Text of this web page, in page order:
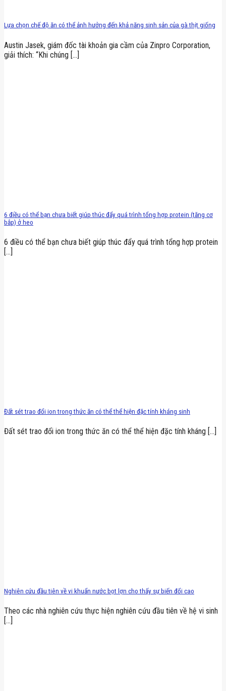
Lựa chọn chế độ ăn có thể ảnh hưởng đến khả năng sinh sản của gà thịt giống
Austin Jasek, giám đốc tài khoản gia cầm của Zinpro Corporation,
giải thích: “Khi chúng [...]
6 điều có thể bạn chưa biết giúp thúc đẩy quá trình tổng hợp protein (tăng cơ
bắp) ở heo
6 điều có thể bạn chưa biết giúp thúc đẩy quá trình tổng hợp protein
[...]
Đất sét trao đổi ion trong thức ăn có thể thể hiện đặc tính kháng sinh
Đất sét trao đổi ion trong thức ăn có thể thể hiện đặc tính kháng [...]
Nghiên cứu đầu tiên về vi khuẩn nước bọt lợn cho thấy sự biến đổi cao
Theo các nhà nghiên cứu thực hiện nghiên cứu đầu tiên về hệ vi sinh
[...]